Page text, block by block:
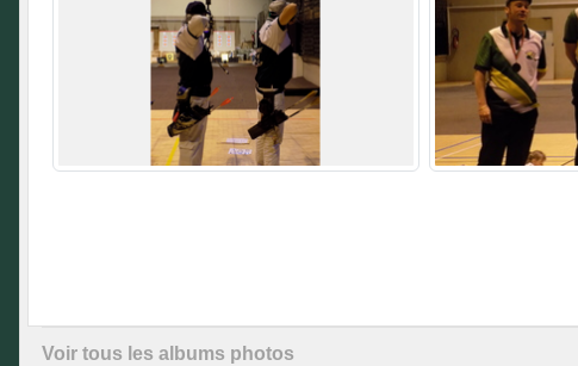
Voir tous les albums photos